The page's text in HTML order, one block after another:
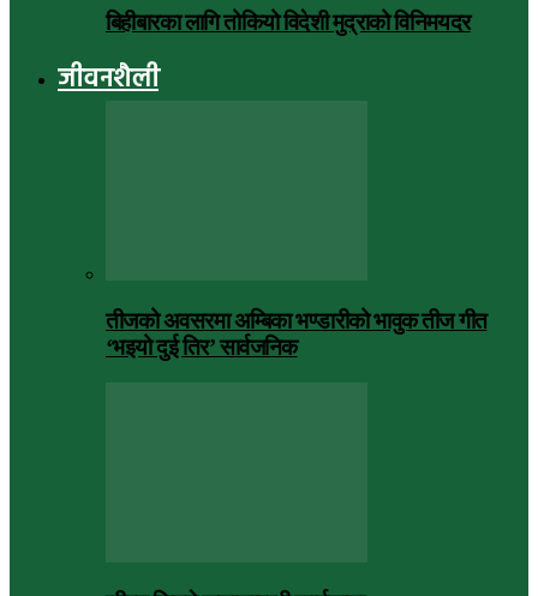
बिहीबारका लागि तोकियो विदेशी मुद्राको विनिमयदर
जीवनशैली
तीजको अवसरमा अम्बिका भण्डारीको भावुक तीज गीत
‘भइयो दुई तिर’ सार्वजनिक